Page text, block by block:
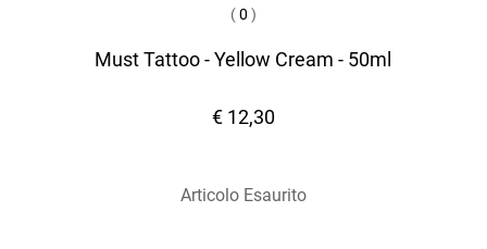
(0 )
Must Tattoo - Yellow Cream - 50ml
€ 12,30
Articolo Esaurito